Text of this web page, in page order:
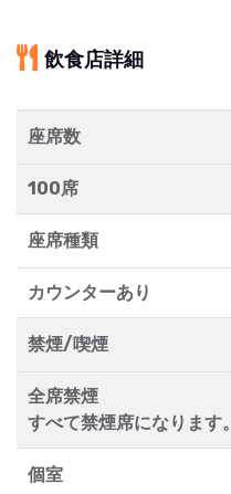
飲食店詳細
座席数
100席
座席種類
カウンターあり
禁煙/喫煙
全席禁煙
すべて禁煙席になります。
個室